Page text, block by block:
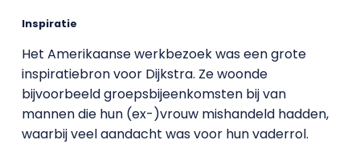
Inspiratie
Het Amerikaanse werkbezoek was een grote
inspiratiebron voor Dijkstra. Ze woonde
bijvoorbeeld groepsbijeenkomsten bij van
mannen die hun (ex-)vrouw mishandeld hadden,
waarbij veel aandacht was voor hun vaderrol.